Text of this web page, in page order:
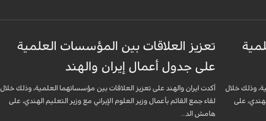
وذلك خلال
على
تعزيز العلاقات بين المؤسسات العلمية
على جدول أعمال إيران والهند
أكدت ايران والهند على تعزيز العلاقات بين مؤسساتهما العلمية، وذلك خلال
لقاء جمع القائم بأعمال وزير العلوم الإيراني مع وزير التعليم الهندي، على
هامش الد...